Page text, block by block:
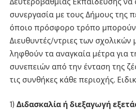
συνεργασία με τους Δήμους της
όποιο πρόσφορο τρόπο μπορούν
Διευθυντές/ντριες των
ληφθούν τα αναγκαία μέτρα για
συνεπειών από την ένταση της
τις συνθήκες κάθε περιοχής.
1) Διδασκαλία ή διεξαγωγή